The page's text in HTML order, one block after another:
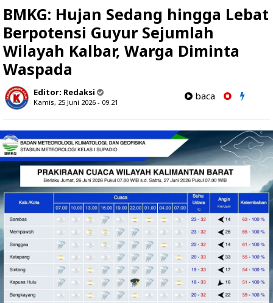
BMKG: Hujan Sedang hingga Lebat
Berpotensi Guyur Sejumlah
Wilayah Kalbar, Warga Diminta
Waspada
Editor: Redaksi
Kamis, 25 Juni 2026 - 09.21
baca